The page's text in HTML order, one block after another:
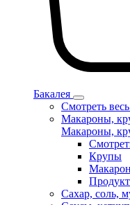
Бакалея
Смотреть
Макароны,
Макароны,
Крупы
Сахар, соль,